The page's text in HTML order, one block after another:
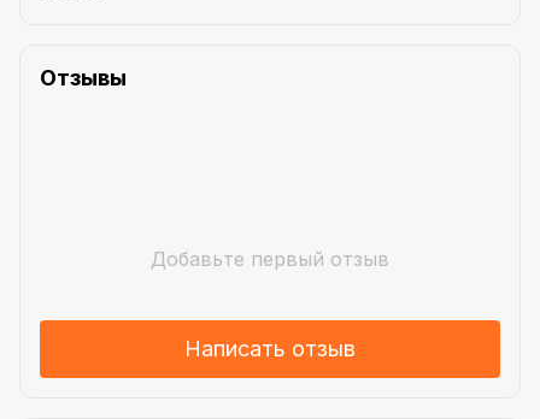
Отзывы
Добавьте первый отзыв
Написать отзыв